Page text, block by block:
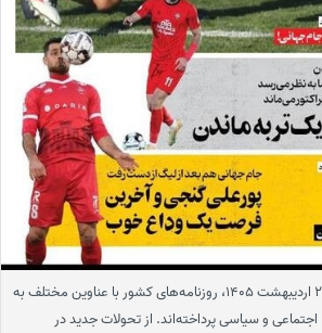
ساعدنیوز: در روز سه‌شنبه 29 اردیبهشت 1405، روزنامه‌های کشور با عناوین مختلف به
و سیاسی پرداخته‌اند. از تحولات جدید در